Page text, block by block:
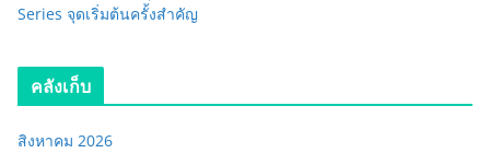
Series จุดเริ่มต้นครั้งสำคัญ
คลังเก็บ
สิงหาคม 2026